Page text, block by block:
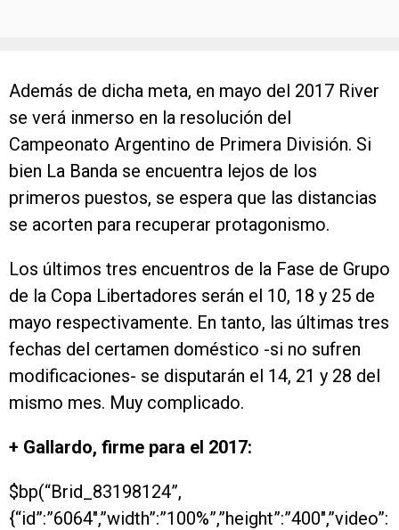
Además de dicha meta, en mayo del 2017 River
se verá inmerso en la resolución del
Campeonato Argentino de Primera División. Si
bien La Banda se encuentra lejos de los
primeros puestos, se espera que las distancias
se acorten para recuperar protagonismo.
Los últimos tres encuentros de la Fase de Grupo
de la Copa Libertadores serán el 10, 18 y 25 de
mayo respectivamente. En tanto, las últimas tres
fechas del certamen doméstico -si no sufren
modificaciones- se disputarán el 14, 21 y 28 del
mismo mes. Muy complicado.
+ Gallardo, firme para el 2017:
$bp(“Brid_83198124”,
{“id”:”6064″,”width”:”100%”,”height”:”400″,”video”: